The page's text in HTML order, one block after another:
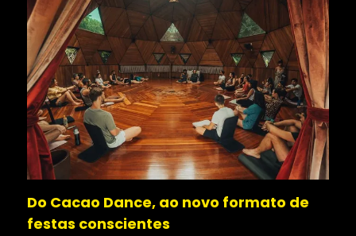
Do Cacao Dance, ao novo formato de
festas conscientes